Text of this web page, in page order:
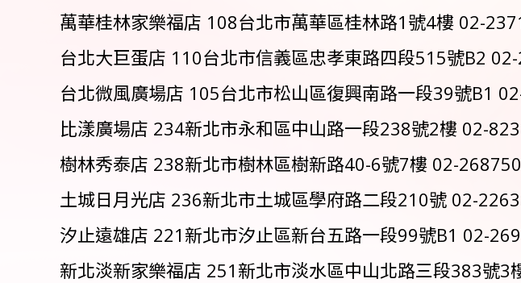
萬華桂林家樂福店 108台北市萬華區桂林路1號4樓 02-
台北大巨蛋店 110台北市信義區忠孝東路四段515號B2
台北微風廣場店 105台北市松山區復興南路一段39號B1
比漾廣場店 234新北市永和區中山路一段238號2樓 02-
樹林秀泰店 238新北市樹林區樹新路40-6號7樓 02-
土城日月光店 236新北市土城區學府路二段210號 02-
汐止遠雄店 221新北市汐止區新台五路一段99號B1 02-
新北淡新家樂福店 251新北市淡水區中山北路三段383號3